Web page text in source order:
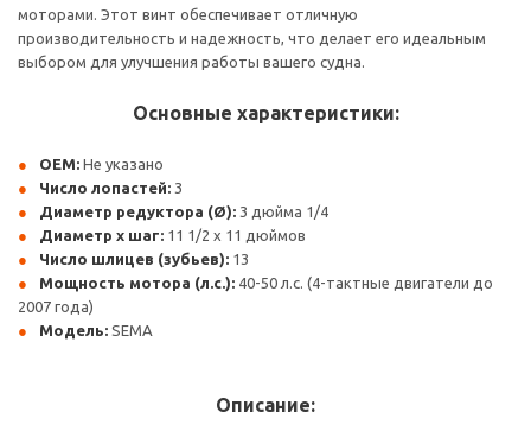
моторами. Этот винт обеспечивает отличную
производительность и надежность, что делает его идеальным
выбором для улучшения работы вашего судна.
Основные характеристики:
OEM: Не указано
Число лопастей: 3
Диаметр редуктора (Ø): 3 дюйма 1/4
Диаметр x шаг: 11 1/2 x 11 дюймов
Число шлицев (зубьев): 13
Мощность мотора (л.с.): 40-50 л.с. (4-тактные двигатели до
2007 года)
Модель: SEMA
Описание: